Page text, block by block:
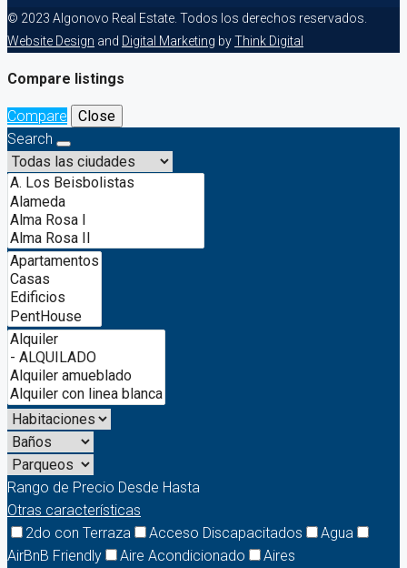
© 2023 Algonovo Real Estate. Todos los derechos reservados.
Website Design and Digital Marketing byThink Digital
Compare listings
Compare
Close
Search
Rango de Precio Desde Hasta
Otras características
2do con Terraza
Acceso Discapacitados
Agua
AirBnB Friendly
Aire Acondicionado
Aires